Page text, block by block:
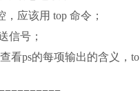
，应该用 top 命令；
信号；
看ps的每项输出的含义，